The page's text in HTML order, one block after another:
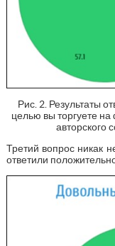
Рис. 2. Результаты
целью вы торгуете
авторского
Третий вопрос никак
ответили